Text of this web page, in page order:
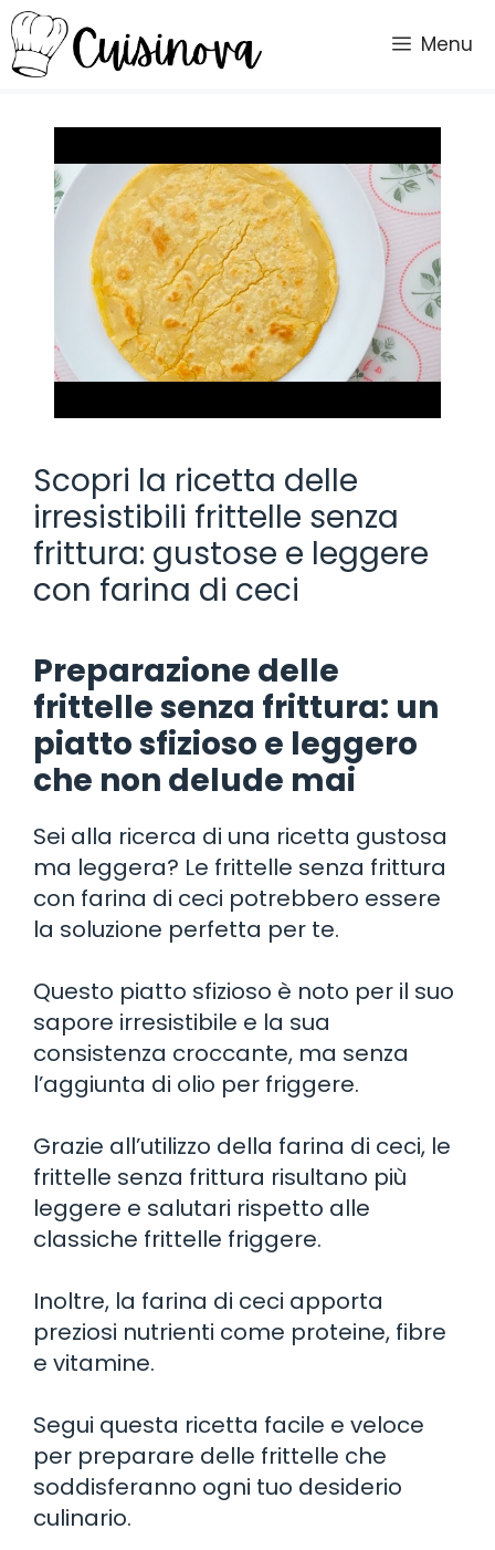
Vai
al
contenuto
Menu
Scopri la ricetta delle
irresistibili frittelle senza
frittura: gustose e leggere
con farina di ceci
Preparazione delle
frittelle senza frittura: un
piatto sfizioso e leggero
che non delude mai
Sei alla ricerca di una ricetta gustosa
ma leggera? Le frittelle senza frittura
con farina di ceci potrebbero essere
la soluzione perfetta per te.
Questo piatto sfizioso è noto per il suo
sapore irresistibile e la sua
consistenza croccante, ma senza
l’aggiunta di olio per friggere.
Grazie all’utilizzo della farina di ceci, le
frittelle senza frittura risultano più
leggere e salutari rispetto alle
classiche frittelle friggere.
Inoltre, la farina di ceci apporta
preziosi nutrienti come proteine, fibre
e vitamine.
Segui questa ricetta facile e veloce
per preparare delle frittelle che
soddisferanno ogni tuo desiderio
culinario.